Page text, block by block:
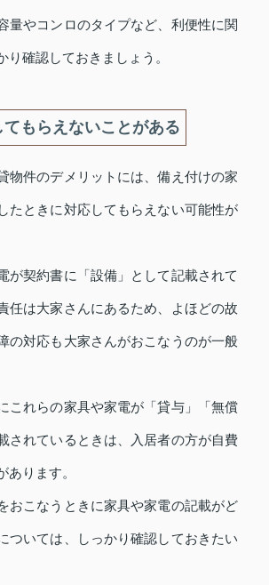
量やコンロのタイプなど、利便性に関
り確認しておきましょう。
もらえないことがある
物件のデメリットには、備え付けの家
たときに対応してもらえない可能性が
が契約書に「設備」として記載されて
任は大家さんにあるため、よほどの故
の対応も大家さんがおこなうのが一般
これらの家具や家電が「貸与」「無償
されているときは、入居者の方が自費
あります。
おこなうときに家具や家電の記載がど
ついては、しっかり確認しておきたい